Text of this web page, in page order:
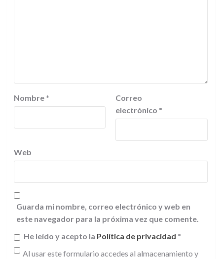
Nombre *
Correo
electrónico *
Web
Guarda mi nombre, correo electrónico y web en
este navegador para la próxima vez que comente.
He leído y acepto la Política de privacidad *
Al usar este formulario accedes al almacenamiento y